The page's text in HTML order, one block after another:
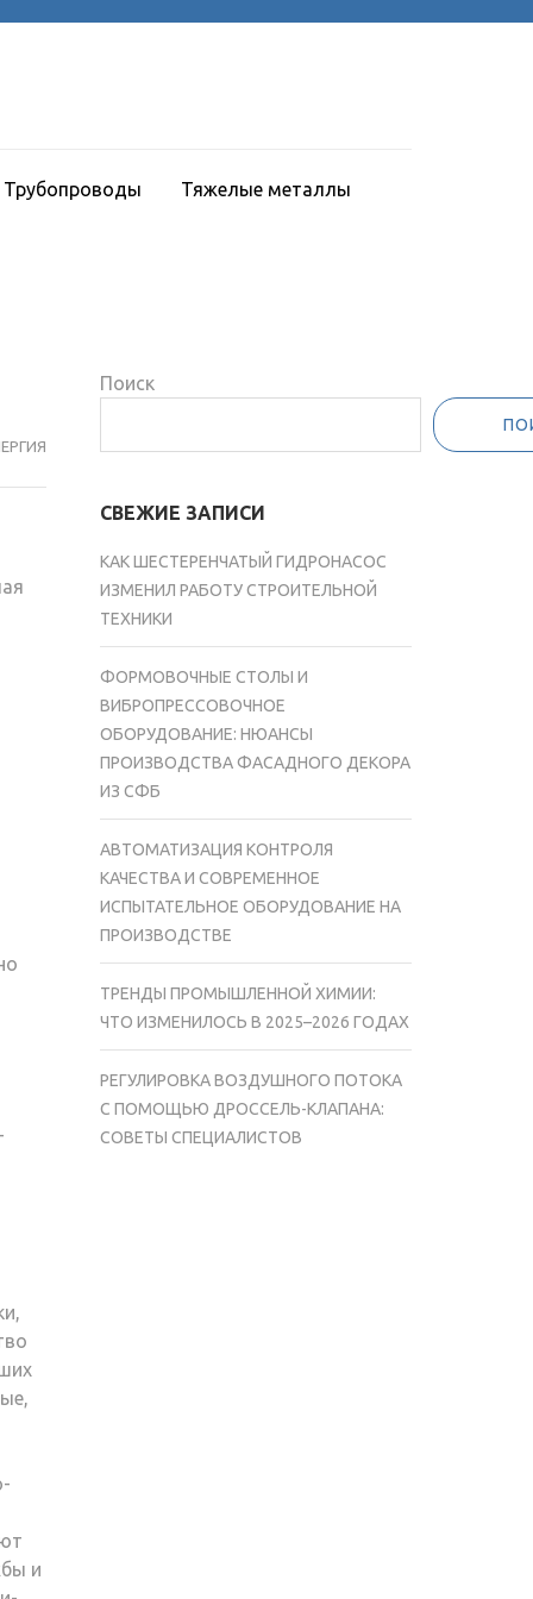
Трубопроводы Тяжелые металлы
и
Поиск
СВЕЖИЕ ЗАПИСИ
КАК ШЕСТЕРЕНЧАТЫЙ ГИДРОНАСОС
ИЗМЕНИЛ РАБОТУ СТРОИТЕЛЬНОЙ
ТЕХНИКИ
ФОРМОВОЧНЫЕ СТОЛЫ И
ВИБРОПРЕССОВОЧНОЕ
ОБОРУДОВАНИЕ: НЮАНСЫ
ПРОИЗВОДСТВА ФАСАДНОГО ДЕКОРА
ИЗ СФБ
АВТОМАТИЗАЦИЯ КОНТРОЛЯ
КАЧЕСТВА И СОВРЕМЕННОЕ
ИСПЫТАТЕЛЬНОЕ ОБОРУДОВАНИЕ НА
ПРОИЗВОДСТВЕ
ТРЕНДЫ ПРОМЫШЛЕННОЙ ХИМИИ:
ЧТО ИЗМЕНИЛОСЬ В 2025–2026 ГОДАХ
РЕГУЛИРОВКА ВОЗДУШНОГО ПОТОКА
С ПОМОЩЬЮ ДРОССЕЛЬ-КЛАПАНА:
СОВЕТЫ СПЕЦИАЛИСТОВ